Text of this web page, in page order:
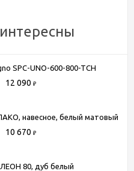
вы можете получить по
+7 (964) 645-17-27
SPC-UNO-600-800-TCH
12 090 ₽
навесное, белый матовый
10 670 ₽
80, дуб белый